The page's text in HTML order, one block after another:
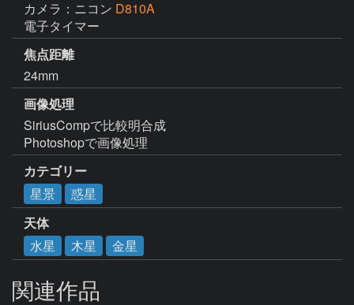
カメラ：ニコン D810A
電子タイマー
焦点距離
24mm
画像処理
SiriusCompで比較明合成
Photoshopで画像処理
カテゴリー
星景
惑星
天体
水星
木星 金星
関連作品